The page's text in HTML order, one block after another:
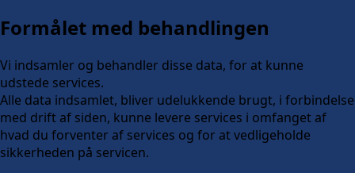
Formålet med behandlingen
Vi indsamler og behandler disse data, for at kunne
udstede services.
Alle data indsamlet, bliver udelukkende brugt, i forbindelse
med drift af siden, kunne levere services i omfanget af
hvad du forventer af services og for at vedligeholde
sikkerheden på servicen.